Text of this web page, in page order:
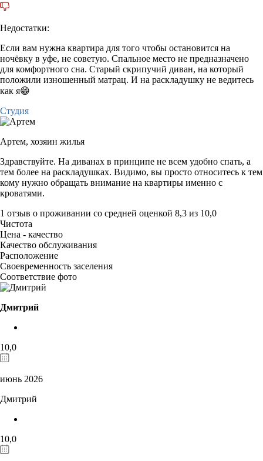
Недостатки:
Если вам нужна квартира для того чтобы остановится на
ночёвку в уфе, не советую. Спальное место не предназначено
для комфортного сна. Старый скрипучий диван, на который
положили изношенный матрац. И на раскладушку не ведитесь
как я😁
Студия
Артем, хозяин жилья
Здравствуйте. На диванах в принципе не всем удобно спать, а
тем более на раскладушках. Видимо, вы просто относитесь к тем
кому нужно обращать внимание на квартиры именно с
кроватями.
1 отзыв о проживании со средней оценкой 8,3 из 10,0
Чистота
Цена - качество
Качество обслуживания
Расположение
Своевременность заселения
Соответствие фото
Дмитрий
10,0
июнь 2026
Дмитрий
10,0